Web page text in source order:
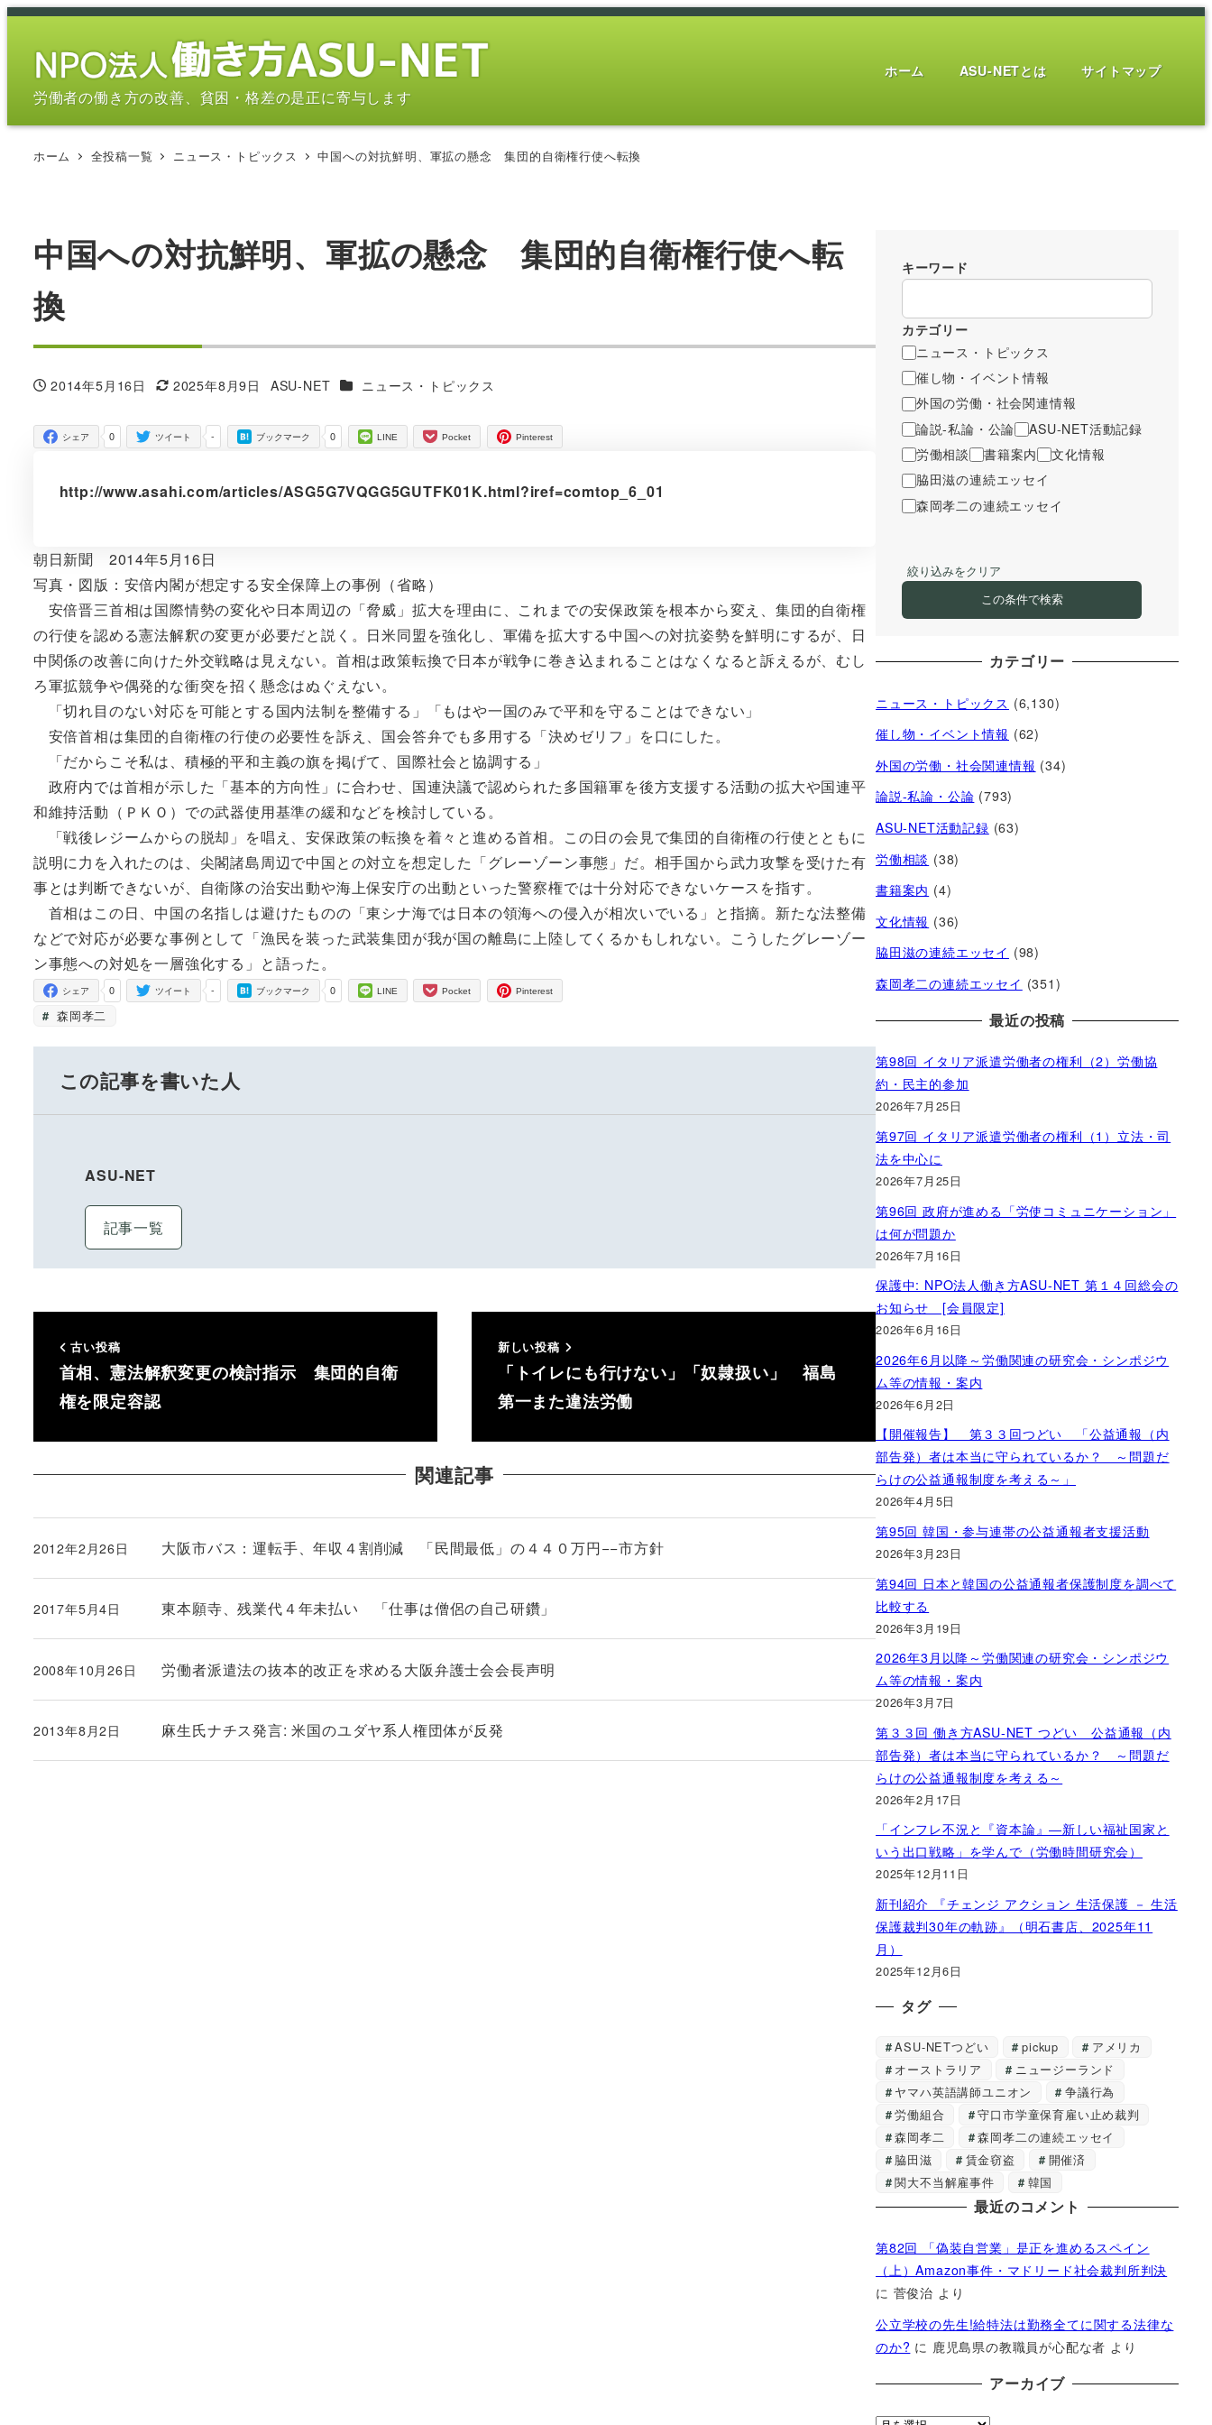
メ
労働者の働き方の改善、貧困・格差の是正に寄与します
ホーム ASU-NETとは サイトマップ
ホーム 全投稿一覧 ニュース・トピックス 中国への対抗鮮明、軍拡の懸念 集団的自衛権行使へ転換
中国への対抗鮮明、軍拡の懸念 集団的自衛権行使へ転
換
投稿日
2014年5月16日
更新日
2025年8月9日
著
ASU-NET カテゴリー
ニュース・トピックス
0
シェア -
ツイート 0
ブックマーク LINE Pocket Pinterest
http://www.asahi.com/articles/ASG5G7VQGG5GUTFK01K.html?iref=comtop_6_01
朝日新聞 2014年5月16日
写真・図版：安倍内閣が想定する安全保障上の事例（省略）
安倍晋三首相は国際情勢の変化や日本周辺の「脅威」拡大を理由に、これまでの安保政策を根本から変え、集団的自衛権
の行使を認める憲法解釈の変更が必要だと説く。日米同盟を強化し、軍備を拡大する中国への対抗姿勢を鮮明にするが、日
中関係の改善に向けた外交戦略は見えない。首相は政策転換で日本が戦争に巻き込まれることはなくなると訴えるが、むし
ろ軍拡競争や偶発的な衝突を招く懸念はぬぐえない。
「切れ目のない対応を可能とする国内法制を整備する」「もはや一国のみで平和を守ることはできない」
安倍首相は集団的自衛権の行使の必要性を訴え、国会答弁でも多用する「決めゼリフ」を口にした。
「だからこそ私は、積極的平和主義の旗を掲げて、国際社会と協調する」
政府内では首相が示した「基本的方向性」に合わせ、国連決議で認められた多国籍軍を後方支援する活動の拡大や国連平
和維持活動（ＰＫＯ）での武器使用基準の緩和などを検討している。
「戦後レジームからの脱却」を唱え、安保政策の転換を着々と進める首相。この日の会見で集団的自衛権の行使とともに
説明に力を入れたのは、尖閣諸島周辺で中国との対立を想定した「グレーゾーン事態」だ。相手国から武力攻撃を受けた有
事とは判断できないが、自衛隊の治安出動や海上保安庁の出動といった警察権では十分対応できないケースを指す。
首相はこの日、中国の名指しは避けたものの「東シナ海では日本の領海への侵入が相次いでいる」と指摘。新たな法整備
などで対応が必要な事例として「漁民を装った武装集団が我が国の離島に上陸してくるかもしれない。こうしたグレーゾー
ン事態への対処を一層強化する」と語った。
0
シェア -
ツイート 0
ブックマーク LINE Pocket Pinterest
森岡孝二
この記事を書いた人
ASU-NET
記事一覧
古い投稿
首相、憲法解釈変更の検討指示 集団的自衛
権を限定容認
新しい投稿
「トイレにも行けない」「奴隷扱い」 福島
第一また違法労働
関連記事
大阪市バス：運転手、年収４割削減 「民間最低」の４４０万円−−市方針
投稿日
2012年2月26日
東本願寺、残業代４年未払い 「仕事は僧侶の自己研鑽」
投稿日
2017年5月4日
労働者派遣法の抜本的改正を求める大阪弁護士会会長声明
投稿日
2008年10月26日
麻生氏ナチス発言: 米国のユダヤ系人権団体が反発
投稿日
2013年8月2日
キーワード
カテゴリー
ニュース・トピックス
催し物・イベント情報
外国の労働・社会関連情報
論説-私論・公論
ASU-NET活動記録
労働相談
書籍案内
文化情報
脇田滋の連続エッセイ
森岡孝二の連続エッセイ
絞り込みをクリア
この条件で検索
カテゴリー
ニュース・トピックス (6,130)
催し物・イベント情報 (62)
外国の労働・社会関連情報 (34)
論説-私論・公論 (793)
ASU-NET活動記録 (63)
労働相談 (38)
書籍案内 (4)
文化情報 (36)
脇田滋の連続エッセイ (98)
森岡孝二の連続エッセイ (351)
最近の投稿
第98回 イタリア派遣労働者の権利（2）労働協
約・民主的参加
2026年7月25日
第97回 イタリア派遣労働者の権利（1）立法・司
法を中心に
2026年7月25日
第96回 政府が進める「労使コミュニケーション」
は何が問題か
2026年7月16日
保護中: NPO法人働き方ASU-NET 第１４回総会の
お知らせ [会員限定]
2026年6月16日
2026年6月以降～労働関連の研究会・シンポジウ
ム等の情報・案内
2026年6月2日
【開催報告】 第３３回つどい 「公益通報（内
部告発）者は本当に守られているか？ ～問題だ
らけの公益通報制度を考える～」
2026年4月5日
第95回 韓国・参与連帯の公益通報者支援活動
2026年3月23日
第94回 日本と韓国の公益通報者保護制度を調べて
比較する
2026年3月19日
2026年3月以降～労働関連の研究会・シンポジウ
ム等の情報・案内
2026年3月7日
第３３回 働き方ASU-NET つどい 公益通報（内
部告発）者は本当に守られているか？ ～問題だ
らけの公益通報制度を考える～
2026年2月17日
「インフレ不況と『資本論』―新しい福祉国家と
いう出口戦略」を学んで（労働時間研究会）
2025年12月11日
新刊紹介 『チェンジ アクション 生活保護 － 生活
保護裁判30年の軌跡』（明石書店、2025年11
月）
2025年12月6日
タグ
ASU-NETつどい pickup
アメリカ
オーストラリア
ニュージーランド
ヤマハ英語講師ユニオン
争議行為
労働組合
守口市学童保育雇い止め裁判
森岡孝二
森岡孝二の連続エッセイ
脇田滋
賃金窃盗
開催済
関大不当解雇事件
韓国
最近のコメント
第82回 「偽装自営業」是正を進めるスペイン
（上）Amazon事件・マドリード社会裁判所判決
に 菅俊治 より
公立学校の先生!給特法は勤務全てに関する法律な
のか? に 鹿児島県の教職員が心配な者 より
アーカイブ